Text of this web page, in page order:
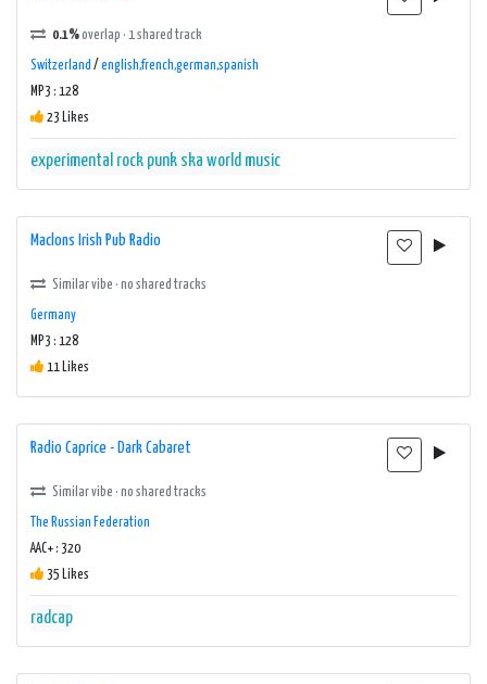
0.1%overlap · 1 shared track
Switzerland / english,french,german,spanish
MP3 : 128
23 Likes
experimental rock punk ska world music
Maclons Irish Pub Radio
Similar vibe · no shared tracks
Germany
MP3 : 128
11 Likes
Radio Caprice - Dark Cabaret
Similar vibe · no shared tracks
The Russian Federation
AAC+ : 320
35 Likes
radcap